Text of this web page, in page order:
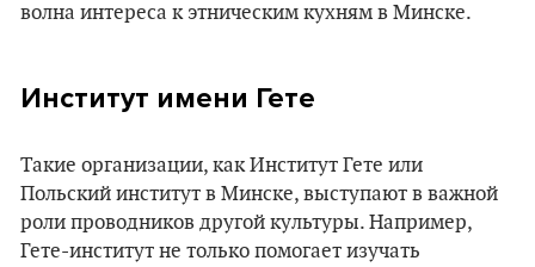
волна интереса к этническим кухням в Минске.
Институт имени Гете
Такие организации, как Институт Гете или
Польский институт в Минске, выступают в важной
роли проводников другой культуры. Например,
Гете-институт не только помогает изучать